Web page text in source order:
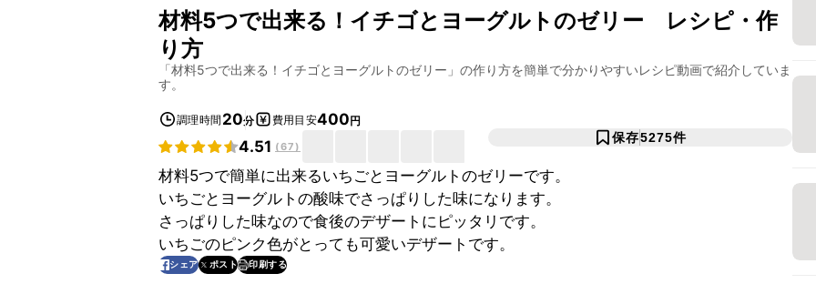
材料5つで出来る！イチゴとヨーグルトのゼリー レシピ・作
り方
「材料5つで出来る！イチゴとヨーグルトのゼリー 」の作り方を簡単で分かりやすいレシピ動画で紹介していま
す。
調理時間 20分 費用目安400円
4.51 (67)
保存5275件
材料5つで簡単に出来るいちごとヨーグルトのゼリーです。
いちごとヨーグルトの酸味でさっぱりした味になります。
さっぱりした味なので食後のデザートにピッタリです。
いちごのピンク色がとっても可愛いデザートです。
シェア ポスト 印刷する